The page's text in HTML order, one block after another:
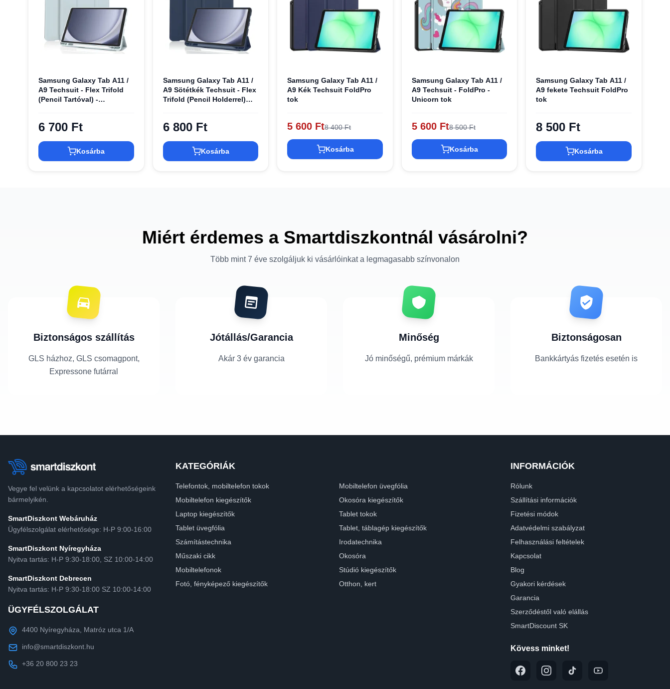
Samsung Galaxy Tab A11 /
A9 Techsuit - Flex Trifold
(Pencil Tartóval) -
6 700 Ft
Kosárba
Samsung Galaxy Tab A11 /
A9 Sötétkék Techsuit - Flex
Trifold (Pencil Holderrel)
6 800 Ft
Kosárba
Samsung Galaxy Tab A11 /
A9 Kék Techsuit FoldPro
tok
5 600 Ft8 400 Ft
Kosárba
Samsung Galaxy Tab A11 /
A9 Techsuit - FoldPro -
Unicorn tok
5 600 Ft8 500 Ft
Kosárba
Samsung Galaxy Tab A11 /
A9 fekete Techsuit FoldPro
tok
8 500 Ft
Kosárba
Miért érdemes a Smartdiszkontnál vásárolni?
Több mint 7 éve szolgáljuk ki vásárlóinkat a legmagasabb színvonalon
Biztonságos szállítás
GLS házhoz, GLS csomagpont,
Expressone futárral
Jótállás/Garancia
Akár 3 év garancia
Minőség
Jó minőségű, prémium márkák
Biztonságosan
Bankkártyás fizetés esetén is
Vegye fel velünk a kapcsolatot elérhetőségeink
bármelyikén.
SmartDiszkont Webáruház
Ügyfélszolgálat elérhetősége: H-P 9:00-16:00
SmartDiszkont Nyíregyháza
Nyitva tartás: H-P 9:30-18:00, SZ 10:00-14:00
SmartDiszkont Debrecen
Nyitva tartás: H-P 9:30-18:00 SZ 10:00-14:00
ÜGYFÉLSZOLGÁLAT
4400 Nyíregyháza, Matróz utca 1/A
info@smartdiszkont.hu
+36 20 800 23 23
KATEGÓRIÁK
Telefontok, mobiltelefon tokok
Mobiltelefon üvegfólia
Mobiltelefon kiegészítők
Okosóra kiegészítők
Laptop kiegészítők
Tablet tokok
Tablet üvegfólia
Tablet, táblagép kiegészítők
Számítástechnika
Irodatechnika
Műszaki cikk
Okosóra
Mobiltelefonok
Stúdió kiegészítők
Fotó, fényképező kiegészítők
Otthon, kert
INFORMÁCIÓK
Rólunk
Szállítási információk
Fizetési módok
Adatvédelmi szabályzat
Felhasználási feltételek
Kapcsolat
Blog
Gyakori kérdések
Garancia
Szerződéstől való elállás
SmartDiscount SK
Kövess minket!